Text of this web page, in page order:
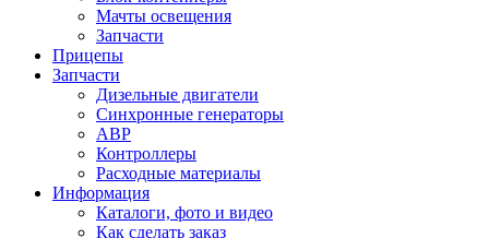
Мачты освещения
Запчасти
Прицепы
Запчасти
Дизельные двигатели
Синхронные генераторы
АВР
Контроллеры
Расходные материалы
Информация
Каталоги, фото и видео
Как сделать заказ